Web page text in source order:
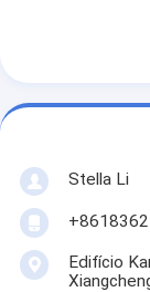
Stella Li
Edifício